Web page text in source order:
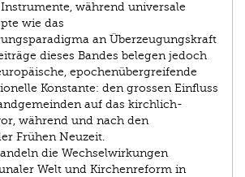
während universale
wie das
an Überzeugungskraft
dieses Bandes belegen jedoch
epochenübergreifende
Konstante: den grossen Einfluss
auf das kirchlich-
während und nach den
Frühen Neuzeit.
die Wechselwirkungen
Welt und Kirchenreform in